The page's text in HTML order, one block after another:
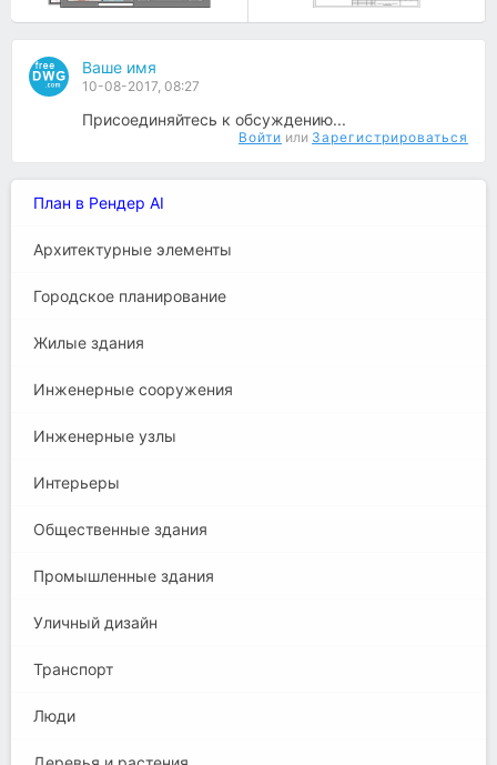
Ваше имя
10-08-2017, 08:27
Присоединяйтесь к обсуждению...
Войти или Зарегистрироваться
План в Рендер AI
Архитектурные элементы
Городское планирование
Жилые здания
Инженерные сооружения
Инженерные узлы
Интерьеры
Общественные здания
Промышленные здания
Уличный дизайн
Транспорт
Люди